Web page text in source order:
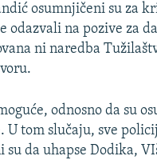
osumnjičeni su za
odazvali na pozive za
ni naredba
odnosno da su
tom slučaju, sve
da uhapse Dodika,